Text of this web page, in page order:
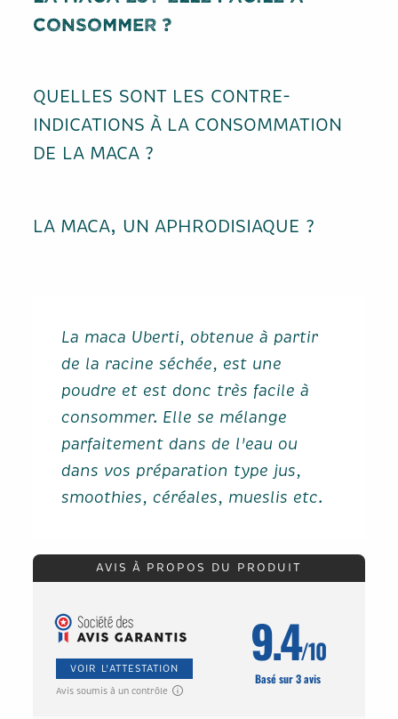
CONSOMMER ?
QUELLES SONT LES CONTRE-
INDICATIONS À LA CONSOMMATION
DE LA MACA ?
LA MACA, UN APHRODISIAQUE ?
La maca Uberti, obtenue à partir
de la racine séchée, est une
poudre et est donc très facile à
consommer. Elle se mélange
parfaitement dans de l'eau ou
dans vos préparation type jus,
smoothies, céréales, mueslis etc.
AVIS À PROPOS DU PRODUIT
VOIR L'ATTESTATION
Avis soumis à un contrôle
9.4/10
Basé sur 3 avis